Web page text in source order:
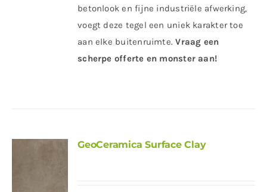
betonlook en fijne industriële afwerking,
voegt deze tegel een uniek karakter toe
aan elke buitenruimte.Vraag een
scherpe offerte en monster aan!
GeoCeramica Surface Clay